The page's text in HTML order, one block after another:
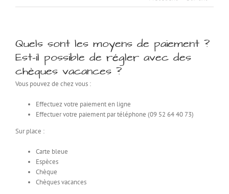
Quels sont les moyens de paiement ?
Est-il possible de régler avec des
chèques vacances ?
Vous pouvez de chez vous :
Effectuez votre paiement en ligne
Effectuer votre paiement par téléphone (09 52 64 40 73)
Sur place :
Carte bleue
Espèces
Chèque
Chèques vacances